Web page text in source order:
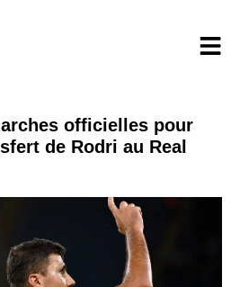
officielles pour
de Rodri au Real